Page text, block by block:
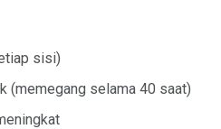
sisi)
(memegang selama 40 saat)